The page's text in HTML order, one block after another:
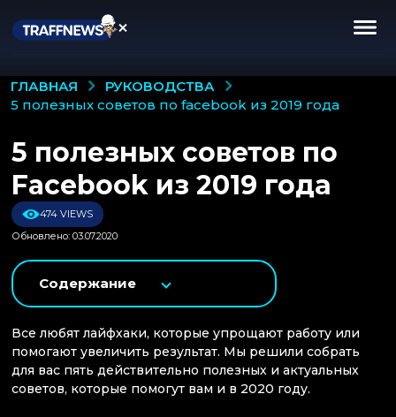
ГЛАВНАЯ
РУКОВОДСТВА
5 полезных советов по facebook из 2019 года
5 полезных советов по
Facebook из 2019 года
474 VIEWS
Обновлено: 03.07.2020
Содержание
Все любят лайфхаки, которые упрощают работу или
помогают увеличить результат. Мы решили собрать
для вас пять действительно полезных и актуальных
советов, которые помогут вам и в 2020 году.